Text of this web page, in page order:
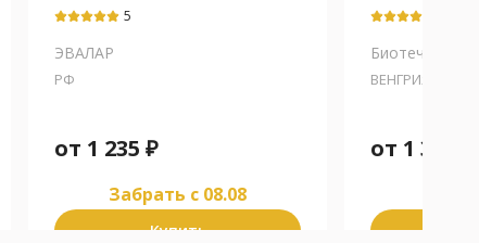
5
ЭВАЛАР
РФ
от 1 235 ₽
Забрать c 08.08
Купить
Биотеч ЮСА
ВЕНГРИЯ
от 1 383